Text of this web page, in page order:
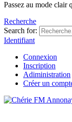
Passez au mode clair
Recherche
Search for:
Identifiant
Connexion
Inscription
Adiministration
Créer un